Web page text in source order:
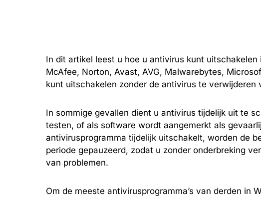
In dit artikel leest u hoe u antivirus kunt uitschakelen
McAfee, Norton, Avast, AVG, Malwarebytes,
kunt uitschakelen zonder de antivirus te verwijderen
In sommige gevallen dient u antivirus tijdelijk uit te
testen, of als software wordt aangemerkt als
antivirusprogramma tijdelijk uitschakelt, worden de
periode gepauzeerd, zodat u zonder onderbreking
van problemen.
Om de meeste antivirusprogramma’s van derden in